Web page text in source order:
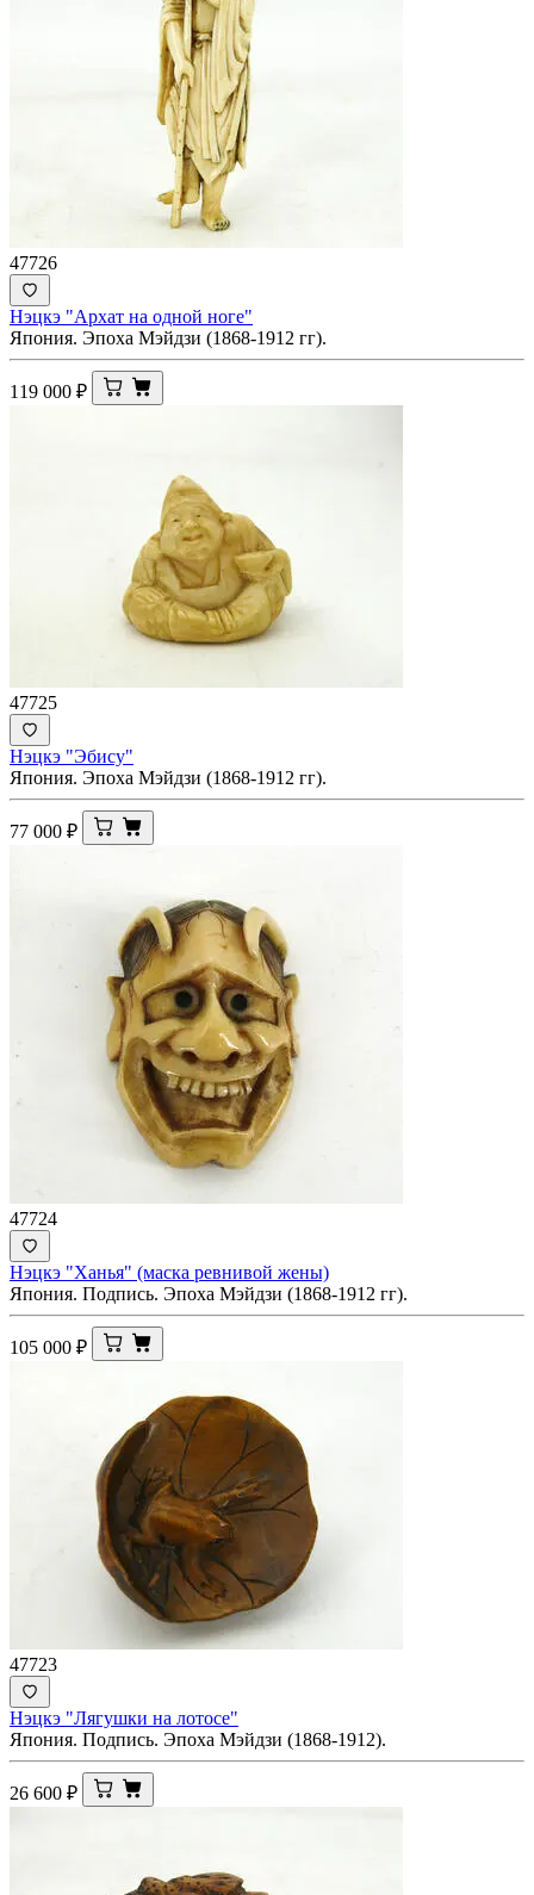
47726
Нэцкэ "Архат на одной ноге"
Япония. Эпоха Мэйдзи (1868-1912 гг).
119 000 ₽
47725
Нэцкэ "Эбису"
Япония. Эпоха Мэйдзи (1868-1912 гг).
77 000 ₽
47724
Нэцкэ "Ханья" (маска ревнивой жены)
Япония. Подпись. Эпоха Мэйдзи (1868-1912 гг).
105 000 ₽
47723
Нэцкэ "Лягушки на лотосе"
Япония. Подпись. Эпоха Мэйдзи (1868-1912).
26 600 ₽